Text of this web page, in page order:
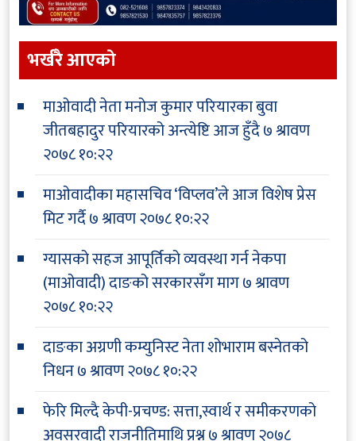
भर्खरै आएकाे
माओवादी नेता मनोज कुमार परियारका बुवा
जीतबहादुर परियारको अन्त्येष्टि आज हुँदै७ श्रावण
२०७८ १०:२२
माओवादीका महासचिव ‘विप्लव’ले आज विशेष प्रेस
मिट गर्दै७ श्रावण २०७८ १०:२२
ग्यासको सहज आपूर्तिको व्यवस्था गर्न नेकपा
(माओवादी) दाङको सरकारसँग माग७ श्रावण
२०७८ १०:२२
दाङका अग्रणी कम्युनिस्ट नेता शोभाराम बस्नेतको
निधन७ श्रावण २०७८ १०:२२
फेरि मिल्दै केपी-प्रचण्ड: सत्ता,स्वार्थ र समीकरणको
अवसरवादी राजनीतिमाथि प्रश्न७ श्रावण २०७८